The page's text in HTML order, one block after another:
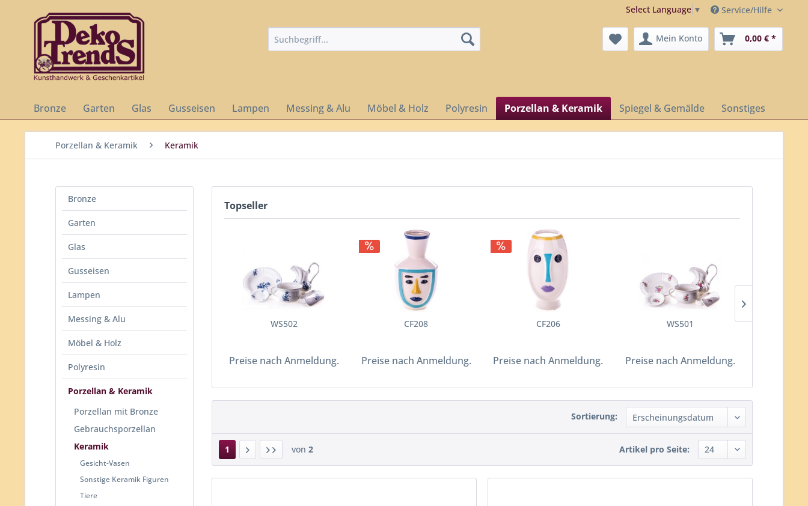
Select Language ▼ Service/Hilfe
Mein Konto 0,00 € *
Bronze Garten Glas Gusseisen Lampen Messing & Alu Möbel & Holz Polyresin Porzellan & Keramik Spiegel & Gemälde Sonstiges
Porzellan & Keramik Keramik
Bronze
Garten
Glas
Gusseisen
Lampen
Messing & Alu
Möbel & Holz
Polyresin
Porzellan & Keramik
Porzellan mit Bronze
Gebrauchsporzellan
Keramik
Gesicht-Vasen
Sonstige Keramik Figuren
Tiere
Topseller
WS502
Preise nach Anmeldung.
CF208
Preise nach Anmeldung.
CF206
Preise nach Anmeldung.
WS501
Preise nach Anmeldung.
Sortierung:
1 von 2 Artikel pro Seite: